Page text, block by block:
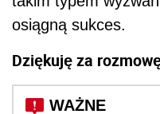
osiągną sukces.
Dziękuję za